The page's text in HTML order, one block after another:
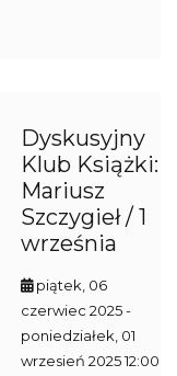
Dyskusyjny
Klub Książki:
Mariusz
Szczygieł / 1
września
piątek, 06
czerwiec 2025-
poniedziałek, 01
wrzesień 2025 12:00